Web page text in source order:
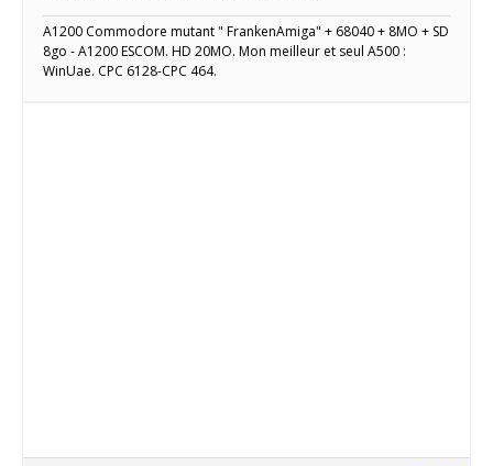
A1200 Commodore mutant " FrankenAmiga" + 68040 + 8MO + SD
8go - A1200 ESCOM. HD 20MO. Mon meilleur et seul A500 :
WinUae. CPC 6128-CPC 464.